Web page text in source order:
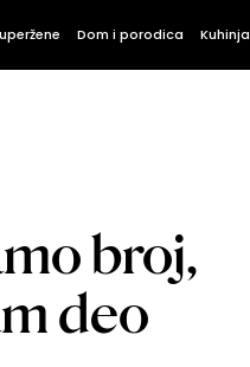
Dom i porodica Kuhinja
broj,
deo